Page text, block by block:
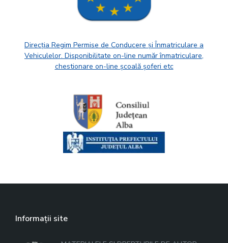
Direcția Regim Permise de Conducere și Înmatriculare a
Vehiculelor. Disponibilitate on-line număr înmatriculare,
chestionare on-line școală șoferi etc
Informații site